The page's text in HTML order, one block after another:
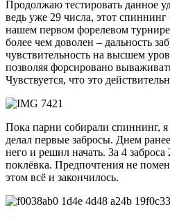
Продолжаю тестировать данное
ведь уже 29 числа, этот
нашем первом форелевом
более чем доволен – дальность
чувствительность на высшем
позволяя форсировано
Чувствуется, что это
Пока парни собирали спиннинг,
делал первые забросы. Днем
него и решил начать. За 4
поклёвка. Предпочтения не
этом всё и закончилось.